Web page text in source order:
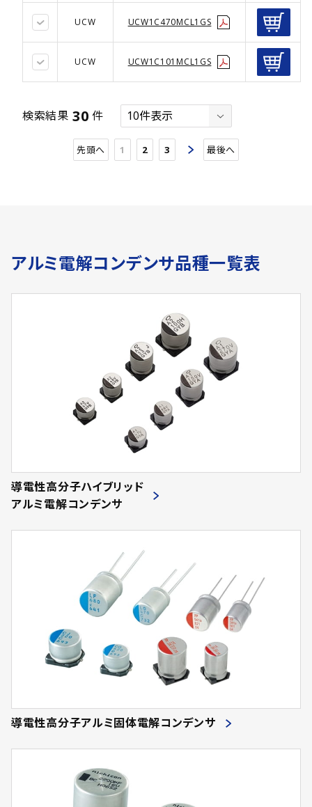
UCW UCW1C470MCL1GS
UCW UCW1C101MCL1GS
検索結果 30 件
先頭へ 1 2 3 最後へ
アルミ電解コンデンサ品種一覧表
導電性高分子ハイブリッド
アルミ電解コンデンサ
導電性高分子アルミ固体電解コンデンサ